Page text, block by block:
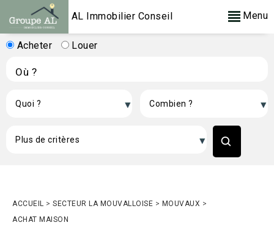
AL Immobilier Conseil Menu
Acheter Louer
ACCUEIL > SECTEUR LA MOUVALLOISE > MOUVAUX >
ACHAT MAISON